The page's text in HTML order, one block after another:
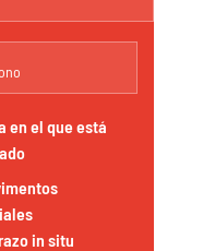
en el que está
in situ